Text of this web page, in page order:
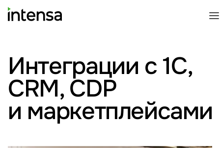
Интеграции с 1С,
CRM, CDP
и маркетплейсами